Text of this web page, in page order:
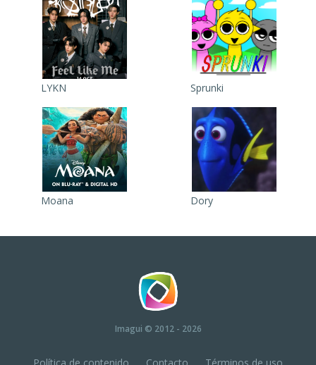
LYKN Sprunki
Moana Dory
Imagui © 2012 - 2026